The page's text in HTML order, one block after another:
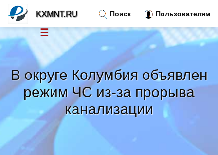
В округе Колумбия объявлен
режим ЧС из-за прорыва
канализации
Поиск Пользователям
KXMNT.RU
☰
Новости
Тренды новостей»
»
Правила »